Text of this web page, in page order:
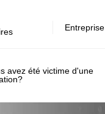
avez été victime d'une
Entreprise